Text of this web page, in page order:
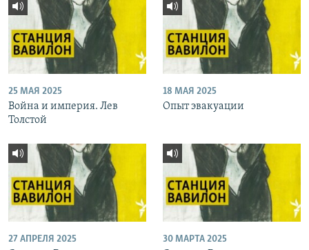
25 МАЯ 2025
Война и империя. Лев
Толстой
18 МАЯ 2025
Опыт эвакуации
27 АПРЕЛЯ 2025 30 МАРТА 2025